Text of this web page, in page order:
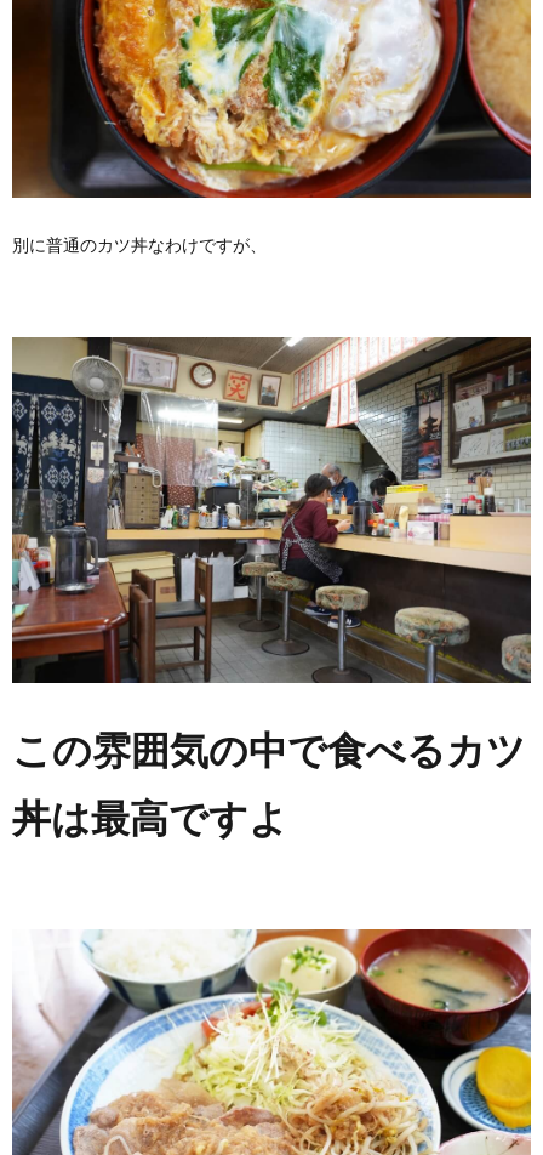
別に普通のカツ丼なわけですが、
この雰囲気の中で食べるカツ
丼は最高ですよ